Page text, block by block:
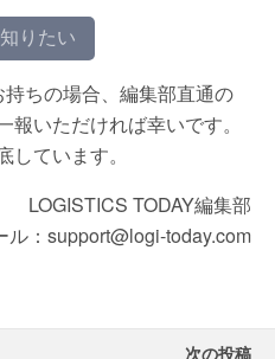
りたい
ちの場合、編集部直通の
いただければ幸いです。
ています。
LOGISTICS TODAY編集部
ル：support@logi-today.com
次の投稿